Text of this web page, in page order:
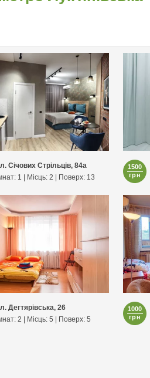
Січових Стрільців, 84а
1 | Місць: 2 | Поверх: 13
1500
грн
Дегтярівська, 26
2 | Місць: 5 | Поверх: 5
1000
грн